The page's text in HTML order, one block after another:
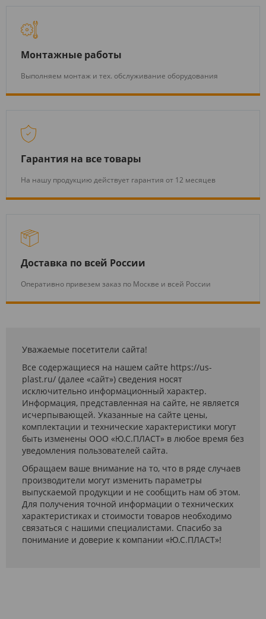
Монтажные работы
Выполняем монтаж и тех. обслуживание оборудования
Гарантия на все товары
На нашу продукцию действует гарантия от 12 месяцев
Доставка по всей России
Оперативно привезем заказ по Москве и всей России
Уважаемые посетители сайта!
Все содержащиеся на нашем сайте https://us-
plast.ru/ (далее «сайт») сведения носят
исключительно информационный характер.
Информация, представленная на сайте, не является
исчерпывающей. Указанные на сайте цены,
комплектации и технические характеристики могут
быть изменены ООО «Ю.С.ПЛАСТ» в любое время без
уведомления пользователей сайта.
Обращаем ваше внимание на то, что в ряде случаев
производители могут изменить параметры
выпускаемой продукции и не сообщить нам об этом.
Для получения точной информации о технических
характеристиках и стоимости товаров необходимо
связаться с нашими специалистами. Спасибо за
понимание и доверие к компании «Ю.С.ПЛАСТ»!